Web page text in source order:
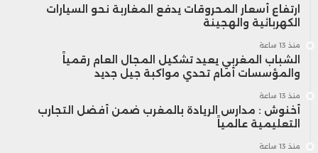
ارتفاع أسعار المحروقات يدفع المغاربة نحو السيارات
الكهربائية والهجينة
منذ 13 ساعة
الشباب المغربي يعيد تشكيل المجال العام رقمياً
والمؤسسات أمام تحدي مواكبة جيل جديد
منذ 13 ساعة
أخنوش : مدارس الريادة بالمغرب ضمن أفضل التجارب
التعليمية عالمياً
منذ 13 ساعة